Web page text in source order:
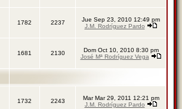
1782 2237
Jue Sep 23, 2010 12:49 pm
J.M. Rodríguez Pardo
1681 2130
Dom Oct 10, 2010 8:30 pm
José Mª Rodríguez Vega
1732 2243
Mar Mar 29, 2011 12:21 pm
J.M. Rodríguez Pardo